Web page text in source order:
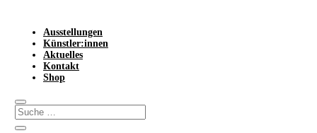
Ausstellungen
Künstler:innen
Aktuelles
Kontakt
Shop